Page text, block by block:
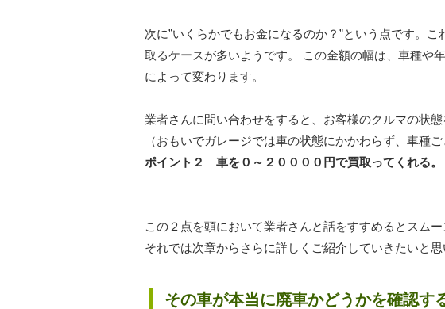
次に”いくらかでもお金になるのか？”という点です。
取るケースが多いようです。 この金額の幅は、車種や
によって変わります。
業者さんに問い合わせをすると、お客様のクルマの状
（おもいでガレージでは車の状態にかかわらず、車種
ポイント２ 車を０～２００００円で買取ってくれる。
この２点を頭において業者さんと話をすすめるとスム
それでは次章からさらに詳しくご紹介していきたいと思
その車が本当に廃車かどうかを確認す